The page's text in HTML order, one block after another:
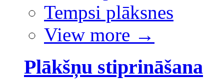
Tempsi plāksnes
View more →
Plākšņu stiprināšana